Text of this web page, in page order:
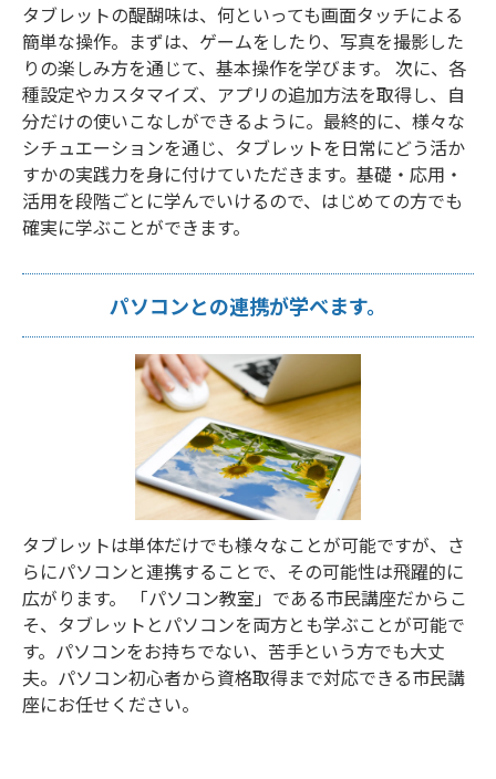
タブレットの醍醐味は、何といっても画面タッチによる
簡単な操作。まずは、ゲームをしたり、写真を撮影した
りの楽しみ方を通じて、基本操作を学びます。 次に、各
種設定やカスタマイズ、アプリの追加方法を取得し、自
分だけの使いこなしができるように。最終的に、様々な
シチュエーションを通じ、タブレットを日常にどう活か
すかの実践力を身に付けていただきます。基礎・応用・
活用を段階ごとに学んでいけるので、はじめての方でも
確実に学ぶことができます。
パソコンとの連携が学べます。
タブレットは単体だけでも様々なことが可能ですが、さ
らにパソコンと連携することで、その可能性は飛躍的に
広がります。 「パソコン教室」である市民講座だからこ
そ、タブレットとパソコンを両方とも学ぶことが可能で
す。パソコンをお持ちでない、苦手という方でも大丈
夫。パソコン初心者から資格取得まで対応できる市民講
座にお任せください。